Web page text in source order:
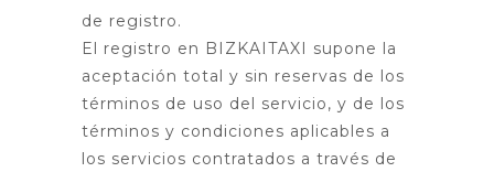
de registro.
El registro en BIZKAITAXI supone la
aceptación total y sin reservas de los
términos de uso del servicio, y de los
términos y condiciones aplicables a
los servicios contratados a través de